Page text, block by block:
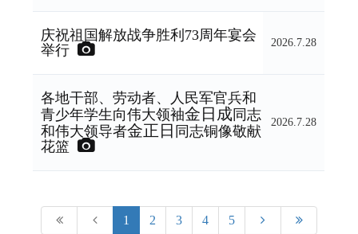
庆祝祖国解放战争胜利73周年宴会
举行
2026.7.28
各地干部、劳动者、人民军官兵和
青少年学生向伟大领袖金日成 同志
和伟大领导者金正日 同志铜像敬献
花篮
2026.7.28
1 2 3 4 5